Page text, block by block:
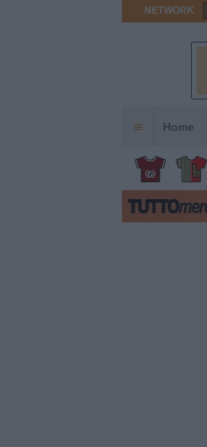
NETWORK
Home